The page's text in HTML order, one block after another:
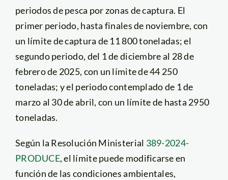
periodos de pesca por zonas de captura. El
primer periodo, hasta finales de noviembre, con
un límite de captura de 11 800 toneladas; el
segundo periodo, del 1 de diciembre al 28 de
febrero de 2025, con un límite de 44 250
toneladas; y el periodo contemplado de 1 de
marzo al 30 de abril, con un límite de hasta 2950
toneladas.
Según la Resolución Ministerial 389-2024-
PRODUCE, el límite puede modificarse en
función de las condiciones ambientales,